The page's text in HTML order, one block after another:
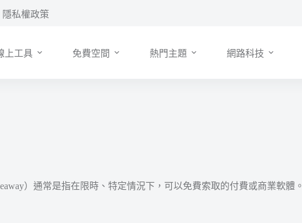
隱私權政策
上工具 免費空間 熱門主題 網路科技
）通常是指在限時、特定情況下，可以免費索取的付費或商業軟體。